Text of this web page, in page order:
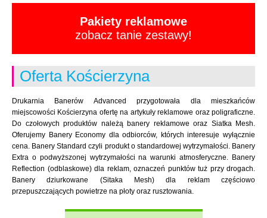
Pakiety reklamowe
zobacz tanie zestawy!
Oferta Kościerzyna
Drukarnia Banerów Advanced przygotowała dla mieszkańców
miejscowości Kościerzyna ofertę na artykuły reklamowe oraz poligraficzne.
Do czołowych produktów należą banery reklamowe oraz Siatka Mesh.
Oferujemy Banery Economy dla odbiorców, których interesuje wyłącznie
cena. Banery Standard czyli produkt o standardowej wytrzymałości. Banery
Extra o podwyższonej wytrzymałości na warunki atmosferyczne. Banery
Reflection (odblaskowe) dla reklam, oznaczeń punktów tuż przy drogach.
Banery dziurkowane (Sitaka Mesh) dla reklam częściowo
przepuszczających powietrze na płoty oraz rusztowania.